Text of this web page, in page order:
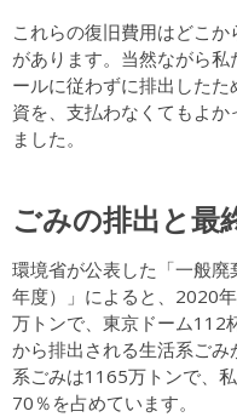
これらの復旧費用はどこ
があります。当然ながら
ールに従わずに排出した
資を、支払わなくてもよ
ました。
ごみの排出と最
環境省が公表した「一般
年度）」によると、2020
万トンで、東京ドーム112
から排出される生活系ご
系ごみは1165万トンで、
70％を占めています。